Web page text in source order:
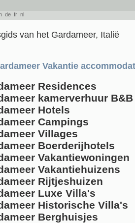
de fr nl
van het Gardameer, Italië
Vakantie
Residences
kamerverhuur B&B
Hotels
Campings
Villages
Boerderijhotels
Vakantiewoningen
Vakantiehuizens
Rijtjeshuizen
Luxe Villa's
Historische Villa's
Berghuisjes